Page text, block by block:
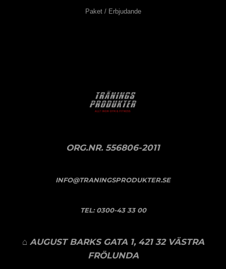
Paket / Erbjudande
ORG.NR. 556806-2011
INFO@TRANINGSPRODUKTER.SE
TEL:0300-43 33 00
⌂ AUGUST BARKS GATA 1, 421 32 VÄSTRA
FRÖLUNDA